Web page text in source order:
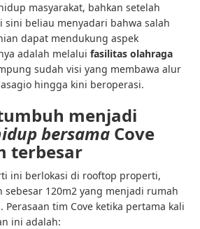
masyarakat, bahkan setelah
sini beliau menyadari bahwa salah
dapat mendukung aspek
adalah melalui fasilitas olahraga
sudah visi yang membawa alur
hingga kini beroperasi.
menjadi
bersama Cove
terbesar
ini berlokasi di rooftop properti,
120m2 yang menjadi rumah
Perasaan tim Cove ketika pertama kali
ini adalah: